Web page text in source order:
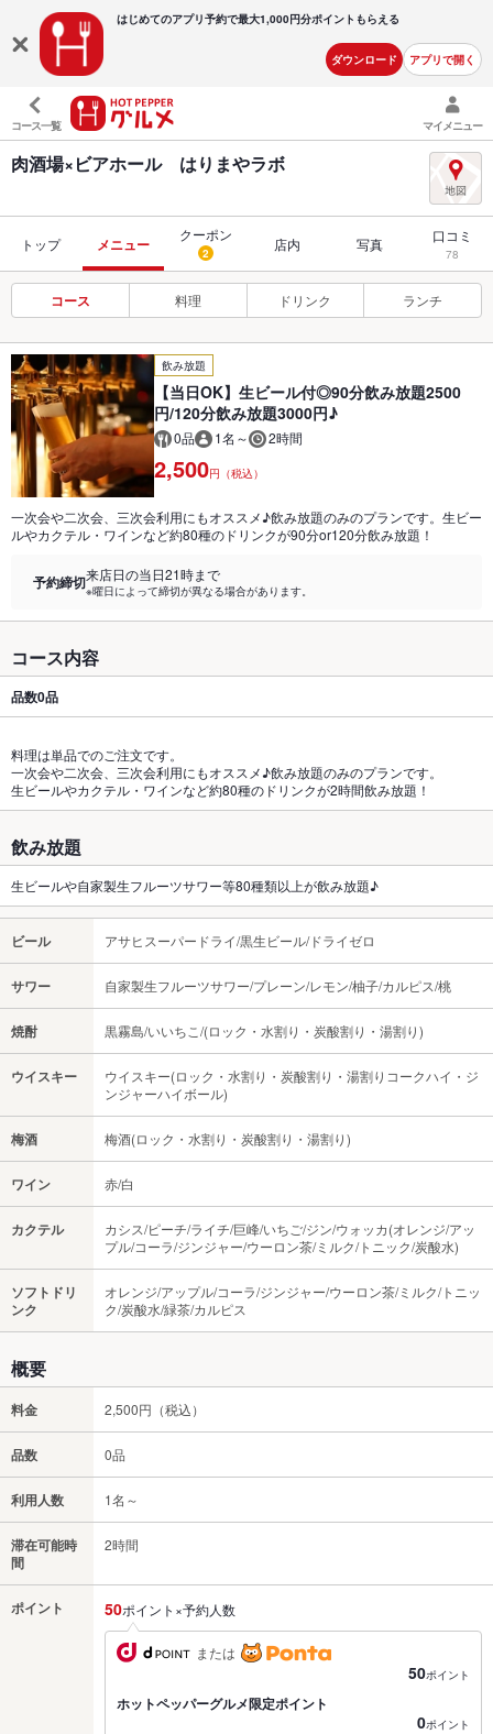
はじめてのアプリ予約で最大1,000円分ポイントもらえる
ダウンロード アプリで開く
コース一覧 マイメニュー
肉酒場×ビアホール はりまやラボ
トップ メニュー
クーポン
2 店内 写真 口コミ
78
コース 料理 ドリンク ランチ
飲み放題
【当日OK】生ビール付◎90分飲み放題2500
円/120分飲み放題3000円♪
0品 1名～ 2時間
2,500円（税込）
一次会や二次会、三次会利用にもオススメ♪飲み放題のみのプランです。生ビー
ルやカクテル・ワインなど約80種のドリンクが90分or120分飲み放題！
予約締切来店日の当日21時まで
※曜日によって締切が異なる場合があります。
コース内容
品数0品
料理は単品でのご注文です。
一次会や二次会、三次会利用にもオススメ♪飲み放題のみのプランです。
生ビールやカクテル・ワインなど約80種のドリンクが2時間飲み放題！
飲み放題
生ビールや自家製生フルーツサワー等80種類以上が飲み放題♪
ビール アサヒスーパードライ/黒生ビール/ドライゼロ
サワー 自家製生フルーツサワー/プレーン/レモン/柚子/カルピス/桃
焼酎 黒霧島/いいちこ/(ロック・水割り・炭酸割り・湯割り)
ウイスキー
ウイスキー(ロック・水割り・炭酸割り・湯割りコークハイ・ジ
ンジャーハイボール)
梅酒 梅酒(ロック・水割り・炭酸割り・湯割り)
ワイン 赤/白
カクテル
カシス/ピーチ/ライチ/巨峰/いちご/ジン/ウォッカ(オレンジ/アッ
プル/コーラ/ジンジャー/ウーロン茶/ミルク/トニック/炭酸水)
ソフトドリ
ンク
オレンジ/アップル/コーラ/ジンジャー/ウーロン茶/ミルク/トニッ
ク/炭酸水/緑茶/カルピス
概要
料金 2,500円（税込）
品数 0品
利用人数 1名～
滞在可能時
間
2時間
ポイント 50ポイント×予約人数
または
50ポイント
ホットペッパーグルメ限定ポイント
0ポイント